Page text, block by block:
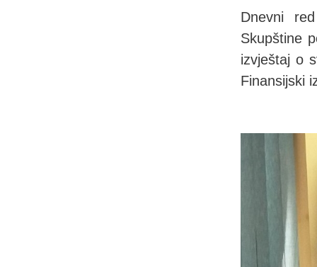
Dnevni
Skupštine
izvještaj o
Finansijski